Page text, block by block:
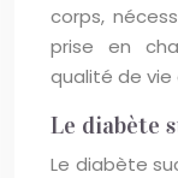
corps,
prise en
qualité de vie
Le diabète
Le diabète